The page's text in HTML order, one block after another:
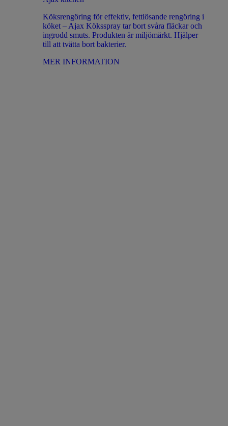
Köksrengöring för effektiv, fettlösande rengöring i
köket – Ajax Köksspray tar bort svåra fläckar och
ingrodd smuts. Produkten är miljömärkt. Hjälper
till att tvätta bort bakterier.
MER INFORMATION